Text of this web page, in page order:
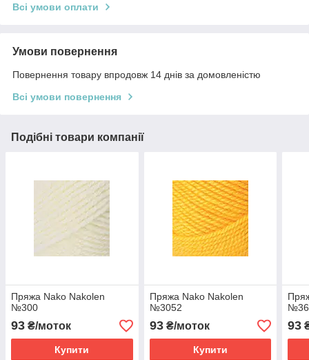
Всі умови оплати
Умови повернення
Повернення товару впродовж 14 днів за домовленістю
Всі умови повернення
Подібні товари компанії
Пряжа Nako Nakolen
№300
93 ₴/моток
Купити
Пряжа Nako Nakolen
№3052
93₴/моток
Купити
93